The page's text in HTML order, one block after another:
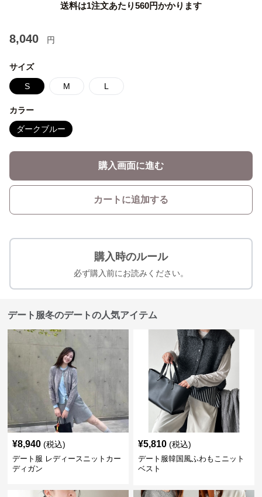
送料は1注文あたり560円かかります
8,040 円
サイズ
S M L
カラー
ダークブルー
購入画面に進む
カートに追加する
購入時のルール
必ず購入前にお読みください。
デート服冬のデートの人気アイテム
¥8,940 (税込)
デート服 レディースニットカー
ディガン
¥5,810 (税込)
デート服韓国風ふわもこニット
ベスト